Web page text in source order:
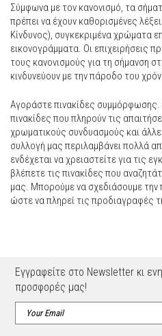
Σύμφωνα με τον κανονισμό, τα
πρέπει να έχουν καθορισμένες
Κίνδυνος), συγκεκριμένα χρώματα
εικονογράμματα. Οι επιχειρήσεις
τους κανονισμούς για τη σήμανση
κινδυνεύουν με την πάροδο του
Αγοράστε πινακίδες
πινακίδες που πληρούν τις
χρωματικούς συνδυασμούς και
συλλογή μας περιλαμβάνει πολλά
ενδέχεται να χρειαστείτε για τις
βλέπετε τις πινακίδες που
μας. Μπορούμε να σχεδιάσουμε την
ώστε να πληρεί τις προδιαγραφές
Εγγραφείτε στο Newsletter κι
προσφορές μας!